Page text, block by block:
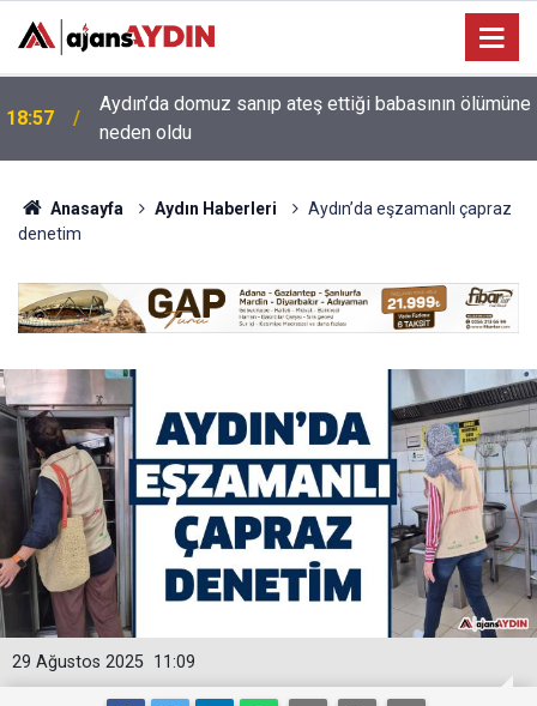
18:13 Yeni Parti'nin Aydın kurucu yönetimi belli oldu
Anasayfa Aydın Haberleri
Aydın’da eşzamanlı çapraz
denetim
11:09
29 Ağustos 2025